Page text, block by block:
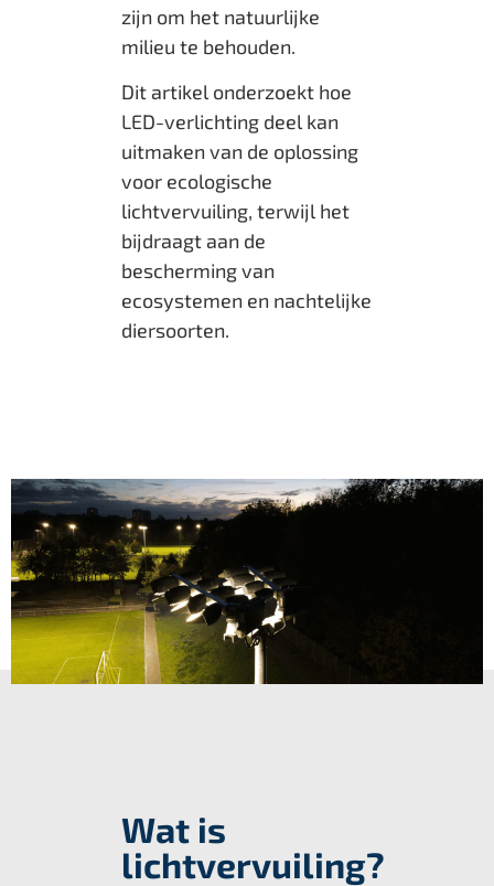
zijn om het natuurlijke
milieu te behouden.
Dit artikel onderzoekt hoe
LED-verlichting deel kan
uitmaken van de oplossing
voor ecologische
lichtvervuiling, terwijl het
bijdraagt aan de
bescherming van
ecosystemen en nachtelijke
diersoorten.
Wat is
lichtvervuiling?